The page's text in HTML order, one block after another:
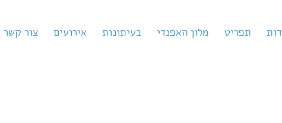
תפריט מלון האפנדי בעיתונות אירועים צור קשר